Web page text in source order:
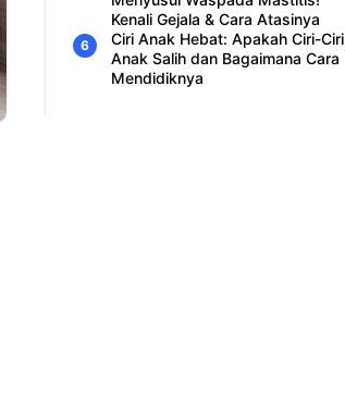
Kenali Gejala & Cara Atasinya
Ciri Anak Hebat: Apakah Ciri-Ciri
Anak Salih dan Bagaimana Cara
Mendidiknya